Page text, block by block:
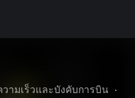
วามเร็วและบังคับการบิน
•